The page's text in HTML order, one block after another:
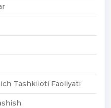
Tashkiloti Faoliyati